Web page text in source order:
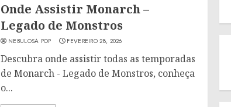
Onde Assistir Monarch –
Legado de Monstros
NEBULOSA POP FEVEREIRO 28, 2026
Descubra onde assistir todas as temporadas
de Monarch - Legado de Monstros, conheça
o...